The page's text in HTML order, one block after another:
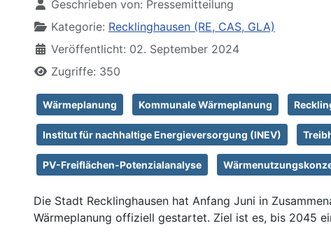
Geschrieben von: Pressemitteilung
Kategorie: Recklinghausen (RE, CAS, GLA)
Veröffentlicht: 02. September 2024
Zugriffe: 350
Wärmeplanung Kommunale Wärmeplanung
Institut für nachhaltige Energieversorgung (INEV)
PV-Freiflächen-Potenzialanalyse
Die Stadt Recklinghausen hat Anfang Juni in
Wärmeplanung offiziell gestartet. Ziel ist es, bis 2045